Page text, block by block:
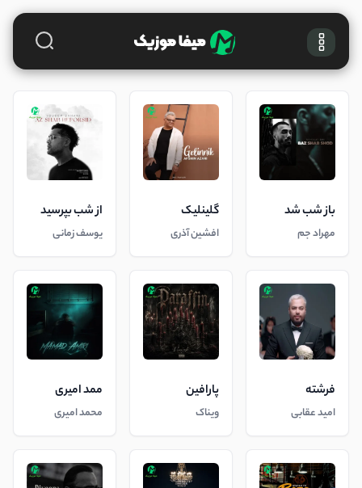
باز شب شد
مهراد جم
گلینلیک
افشین آذری
از شب بپرسید
یوسف زمانی
فرشته
امید عقابی
پارافین
ویناک
ممد امیری
محمد امیری